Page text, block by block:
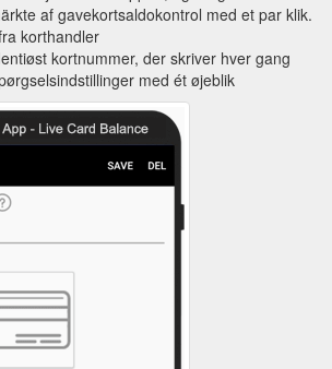
af gavekortsaldokontrol med et par klik.
korthandler
kortnummer, der skriver hver gang
med ét øjeblik